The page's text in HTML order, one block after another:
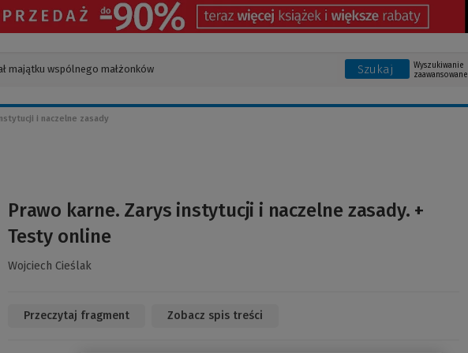
Szukaj
Wyszukiwanie
zaawansowane
i naczelne zasady
Prawo karne. Zarys instytucji i naczelne zasady. +
Testy online
Wojciech Cieślak
Przeczytaj fragment Zobacz spis treści